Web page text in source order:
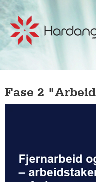
Fase 2